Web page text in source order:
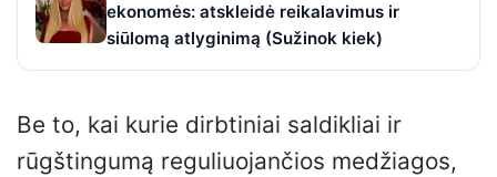
ekonomės: atskleidė reikalavimus ir
siūlomą atlyginimą (Sužinok kiek)
Be to, kai kurie dirbtiniai saldikliai ir
rūgštingumą reguliuojančios medžiagos,